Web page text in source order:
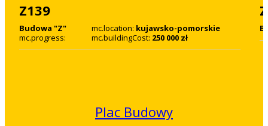
Z139
Budowa "Z"
mc.progress:
mc.location: kujawsko-pomorskie
mc.buildingCost: 250 000 zł
Plac Budowy